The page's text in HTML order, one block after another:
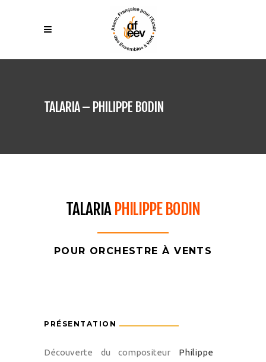
TALARIA – PHILIPPE BODIN
TALARIA PHILIPPE BODIN
POUR ORCHESTRE À VENTS
PRÉSENTATION
Découverte du compositeur Philippe